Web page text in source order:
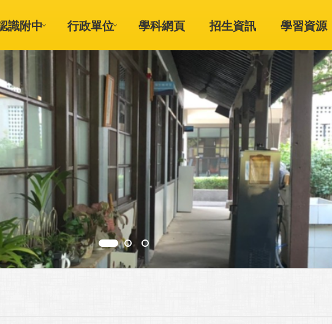
識附中 行政單位 學科網頁 招生資訊 學習資源